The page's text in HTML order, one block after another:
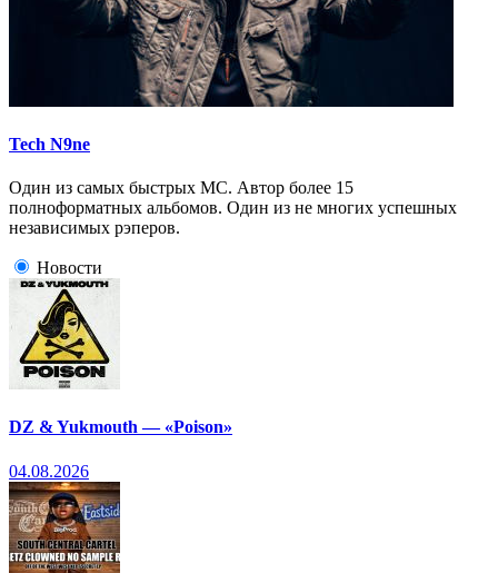
Tech N9ne
Один из самых быстрых МС. Автор более 15
полноформатных альбомов. Один из не многих успешных
независимых рэперов.
Новости
DZ & Yukmouth — «Poison»
04.08.2026